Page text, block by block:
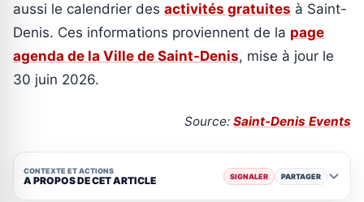
aussi le calendrier des activités gratuites à Saint-
Denis. Ces informations proviennent de la page
agenda de la Ville de Saint-Denis, mise à jour le
30 juin 2026.
Source: Saint-Denis Events
CONTEXTE ET ACTIONS
A PROPOS DE CET ARTICLE SIGNALER PARTAGER